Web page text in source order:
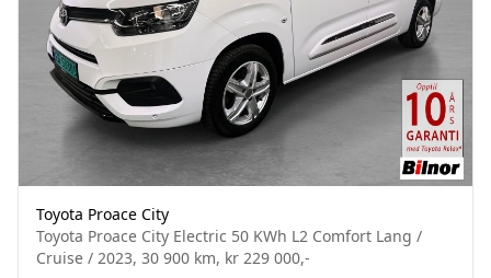
Toyota Proace City
Toyota Proace City Electric 50 KWh L2 Comfort Lang /
Cruise / 2023, 30 900 km, kr 229 000,-